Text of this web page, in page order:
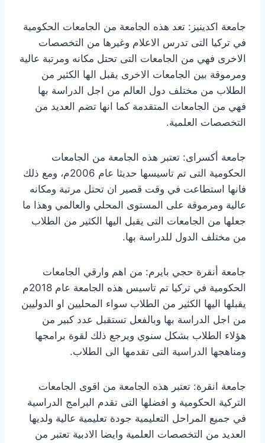
جامعة اكدينيز: تعد هذه الجامعة من الجامعات الحكومية
في تركيا التى تدرس الاعلام وغيرها من التخصصات
الاخرى فهي من الجامعات التى تحتل مكانه ومرتبة عالية
ومرموقة بين الجامعات الاخرى يقبل الها الكثير من
الطلاب من مختلف دول العالم من اجل الدراسة بها
فهي من الجامعات المتقدمة كما انها تضم العديد من
التخصصات العلمية.
جامعة أكسراى: تعتبر هذه الجامعة من الجامعات
الحكومية التى تم تاسيسها حديثا عام 2006م، ومع ذلك
فانها استطاعت في وقت قصير ان تحتل مرتبة ومكانه
عالية ومرموقة على المستوى المحلي والعالمي وهذا ما
جعلها من الجامعات التى يقبل اليها الكثير من الطلاب
من مختلف الدول للدراسة بها.
جامعة أنقرة حجي بايرم: من اهم وارقي الجامعات
الحكومية في تركيا تم تاسيس هذه الجامعة عام 2018م
يقبلها اليها الكثير من الطلاب سواء المحليين او الدوليين
من اجل الدراسة بها وبالفعل تستقبل عدد كبير من
هؤلاء الطلاب بشكل سنوي ويرجع ذلك لقوة برامجها
ومناهجها الدراسية التى تقدمها الى الطلاب.
جامعة انقرة: تعتبر هذه الجامعة من اقوى الجامعات
التركية الحكومية و افضلها التى تقدم البرامج الدراسية
في جميع المراحل التعليمية جودة تعليمية عالية ولديها
العديد من التخصصات العلمية وايضا الادبية تعتبر من